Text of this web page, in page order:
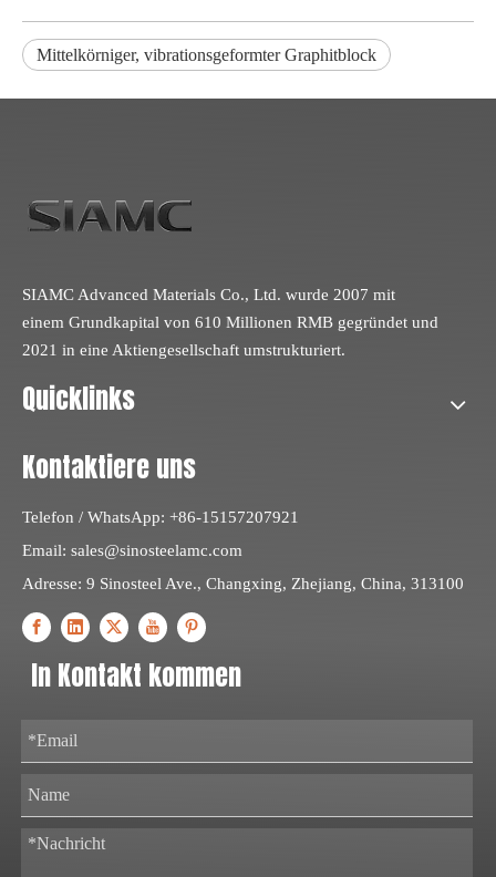
Mittelkörniger, vibrationsgeformter Graphitblock
SIAMC Advanced Materials Co., Ltd. wurde 2007 mit
einem Grundkapital von 610 Millionen RMB gegründet und
2021 in eine Aktiengesellschaft umstrukturiert.
Quicklinks
Kontaktiere uns
Telefon / WhatsApp: +86-15157207921
Email: sales@sinosteelamc.com
Adresse: 9 Sinosteel Ave., Changxing, Zhejiang, China, 313100
In Kontakt kommen